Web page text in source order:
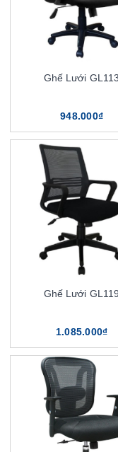
Ghế Lưới GL113
948.000₫
Ghế Lưới GL119
1.085.000₫